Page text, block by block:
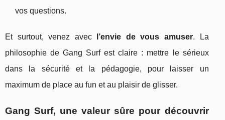
vos questions.
Et surtout, venez avec l’envie de vous amuser. La
philosophie de Gang Surf est claire : mettre le sérieux
dans la sécurité et la pédagogie, pour laisser un
maximum de place au fun et au plaisir de glisser.
Gang Surf, une valeur sûre pour découvrir